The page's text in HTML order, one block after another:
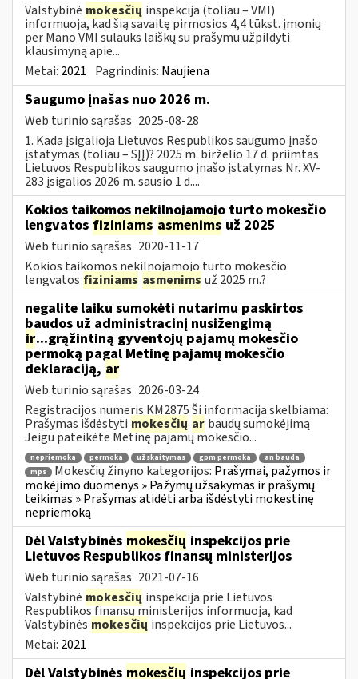
Valstybinė mokesčių inspekcija (toliau – VMI)
informuoja, kad šią savaitę pirmosios 4,4 tūkst. įmonių
per Mano VMI sulauks laiškų su prašymu užpildyti
klausimyną apie...
Metai: 2021 Pagrindinis: Naujiena
Saugumo įnašas nuo 2026 m.
Web turinio sąrašas 2025-08-28
1. Kada įsigalioja Lietuvos Respublikos saugumo įnašo
įstatymas (toliau – SĮĮ)? 2025 m. birželio 17 d. priimtas
Lietuvos Respublikos saugumo įnašo įstatymas Nr. XV-
283 įsigalios 2026 m. sausio 1 d....
Kokios taikomos nekilnojamojo turto mokesčio
lengvatos fiziniams asmenims už 2025
Web turinio sąrašas 2020-11-17
Kokios taikomos nekilnojamojo turto mokesčio
lengvatos fiziniams asmenims už 2025 m.?
negalite laiku sumokėti nutarimu paskirtos
baudos už administracinį nusižengimą
ir...grąžintiną gyventojų pajamų mokesčio
permoką pagal Metinę pajamų mokesčio
deklaraciją, ar
Web turinio sąrašas 2026-03-24
Registracijos numeris KM2875 Ši informacija skelbiama:
Prašymas išdėstyti mokesčių ar baudų sumokėjimą
Jeigu pateikėte Metinę pajamų mokesčio...
nepriemoka permoka užskaitymas gpm permoka
an bauda
mps
Mokesčių žinyno kategorijos: Prašymai, pažymos ir
mokėjimo duomenys » Pažymų užsakymas ir prašymų
teikimas » Prašymas atidėti arba išdėstyti mokestinę
nepriemoką
Dėl Valstybinės mokesčių inspekcijos prie
Lietuvos Respublikos finansų ministerijos
Web turinio sąrašas 2021-07-16
Valstybinė mokesčių inspekcija prie Lietuvos
Respublikos finansų ministerijos informuoja, kad
Valstybinės mokesčių inspekcijos prie Lietuvos...
Metai: 2021
Dėl Valstybinės mokesčių inspekcijos prie